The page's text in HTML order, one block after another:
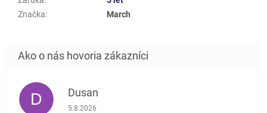
Značka: March
D Dusan
Hodnotenie obchodu je 5 z 5 hviezdičiek.
5.8.2026